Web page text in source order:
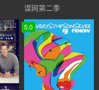
谍网第二季
5.0